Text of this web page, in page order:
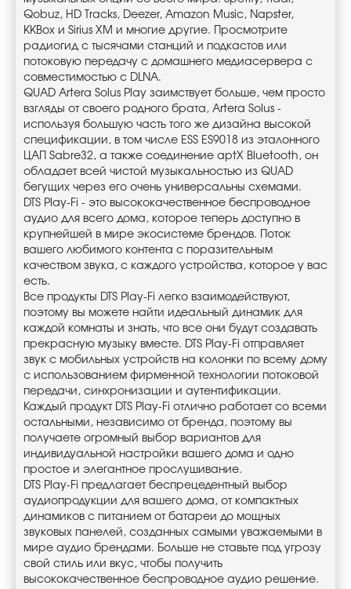
Qobuz, HD Tracks, Deezer, Amazon Music, Napster,
KKBox и Sirius XM и многие другие. Просмотрите
радиогид с тысячами станций и подкастов или
потоковую передачу с домашнего медиасервера с
совместимостью с DLNA.
QUAD Artera Solus Play заимствует больше, чем просто
взгляды от своего родного брата, Artera Solus -
используя большую часть того же дизайна высокой
спецификации, в том числе ESS ES9018 из эталонного
ЦАП Sabre32, а также соединение aptX Bluetooth, он
обладает всей чистой музыкальностью из QUAD
бегущих через его очень универсальны схемами.
DTS Play-Fi - это высококачественное беспроводное
аудио для всего дома, которое теперь доступно в
крупнейшей в мире экосистеме брендов. Поток
вашего любимого контента с поразительным
качеством звука, с каждого устройства, которое у вас
есть.
Все продукты DTS Play-Fi легко взаимодействуют,
поэтому вы можете найти идеальный динамик для
каждой комнаты и знать, что все они будут создавать
прекрасную музыку вместе. DTS Play-Fi отправляет
звук с мобильных устройств на колонки по всему дому
с использованием фирменной технологии потоковой
передачи, синхронизации и аутентификации.
Каждый продукт DTS Play-Fi отлично работает со всеми
остальными, независимо от бренда, поэтому вы
получаете огромный выбор вариантов для
индивидуальной настройки вашего дома и одно
простое и элегантное прослушивание.
DTS Play-Fi предлагает беспрецедентный выбор
аудиопродукции для вашего дома, от компактных
динамиков с питанием от батареи до мощных
звуковых панелей, созданных самыми уважаемыми в
мире аудио брендами. Больше не ставьте под угрозу
свой стиль или вкус, чтобы получить
высококачественное беспроводное аудио решение.